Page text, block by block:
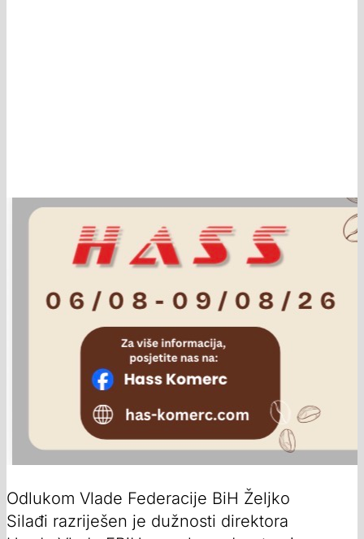
Odlukom Vlade Federacije BiH Željko
Silađi razriješen je dužnosti direktora